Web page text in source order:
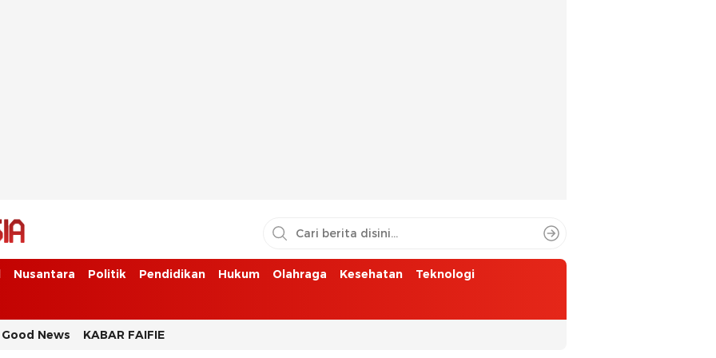
Nusantara Politik Pendidikan Hukum Olahraga Kesehatan Teknologi
Good News KABAR FAIFIE